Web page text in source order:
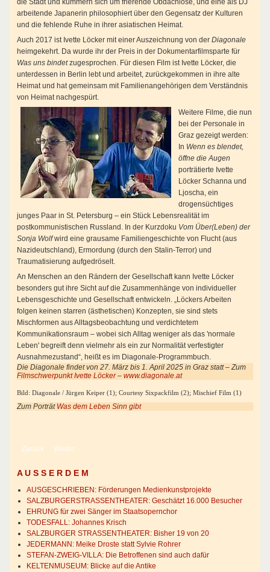
A U S S E R D E M
AUSGESCHRIEBEN: Förderungen Medienkunstprojekte
SALZBURGERSTRASSENTHEATER: Geschätzt 16.000 Besucher
EHRUNG für zwei Sänger im Staatsopernchor
TODESFALL: Johannes Krisch
SALZBURGER STRASSENTHEATER: Bisher 19 von 20
JEDERMANN: Meike Droste statt Sylvie Rohrer
STEFAN-ZWEIG-VILLA: Die Betroffenen sind auch dafür
KELTENMUSEUM: Blicke auf die Antike
die Stadt und kümmern sich um frierende Obdachlose, und eine als DJ
arbeitende Japanerin philosophiert über den Gegensatz der Kulturen
und die fehlende Ruhe in ihrer asiatischen Heimat.
Auch 2017 ist Ivette Löcker mit einer Auszeichnung von der Diagonale
heimgekehrt. Da wurde ihr der Preis in der Dokumentarfilmsparte für
Was uns bindetzugesprochen. Für diesen Film ist Ivette Löcker, die
unterdessen in Berlin lebt und arbeitet, zurückgekommen in ihre alte
Heimat und hat gemeinsam mit Familienangehörigen dem Verständnis
von Heimat nachgespürt.
Weitere Filme, die nun
bei der Personale in
Graz gezeigt werden:
In Wenn es blendet,
öffne die Augen
porträtierte Ivette
Löcker Schanna und
Ljoscha, ein
drogensüchtiges
junges Paar in St. Petersburg – ein Stück Lebensrealität im
postkommunistischen Russland. In der Kurzdoku Vom Über(Leben) der
Sonja Wolfwird eine grausame Familiengeschichte von Flucht (aus
Nazideutschland), Ermordung (durch den Stalin-Terror) und
Traumatisierung aufgedröselt.
An Menschen an den Rändern der Gesellschaft kann Ivette Löcker
besonders gut ihre Sicht auf die Zusammenhänge von individueller
Lebensgeschichte und Gesellschaft entwickeln. „Löckers Arbeiten
folgen keinen starren (ästhetischen) Konzepten, sie sind stets
Mischformen aus Alltagsbeobachtung und verdichtetem
Kommunikationsraum – wobei sich Alltag weniger als das 'normale
Leben' begreift denn vielmehr als ein zur Normalität verfestigter
Ausnahmezustand“, heißt es im Diagonale-Programmbuch.
Die Diagonale findet von 27. März bis 1. April 2025 in Graz statt – Zum
Filmschwerpunkt Ivette Löcker– www.diagonale.at
Bild: Diagonale / Jürgen Keiper (1); Courtesy Sixpackfilm (2); Mischief Film (1)
Zum Porträt Was dem Leben Sinn gibt
Vorheriger Beitrag: 1925 bis 2025 – Ein Jahrhundert in Bildern
Zurück Nächster Beitrag: Der Kaiser konnte mit den Augen rollen
Weiter